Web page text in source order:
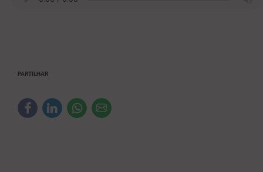
PARTILHAR